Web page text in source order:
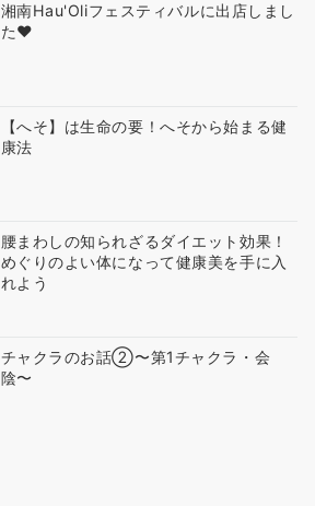
湘南Hau'Oliフェスティバルに出店しまし
た❤
【へそ】は生命の要！へそから始まる健
康法
腰まわしの知られざるダイエット効果！
めぐりのよい体になって健康美を手に入
れよう
チャクラのお話②〜第1チャクラ・会
陰〜